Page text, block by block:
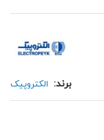
برند: الکتروپیک